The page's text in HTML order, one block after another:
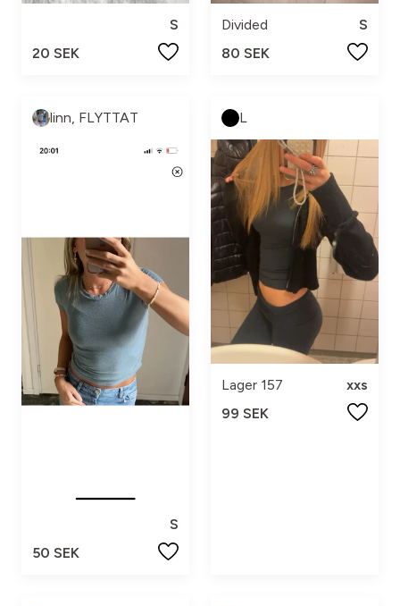
S
20 SEK
Divided
S
80 SEK
linn, FLYTTAT
S
50 SEK
L
Lager 157
xxs
99 SEK